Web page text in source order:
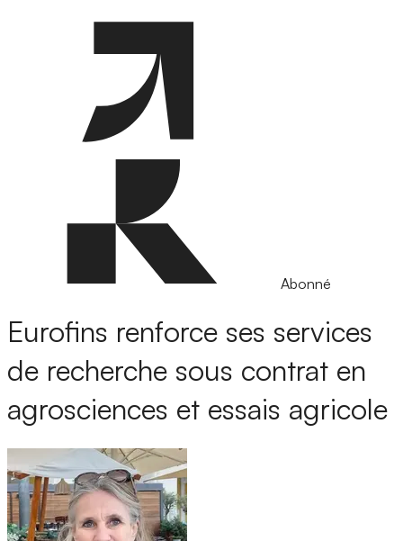
Abonné
Eurofins renforce ses services
de recherche sous contrat en
agrosciences et essais agricole